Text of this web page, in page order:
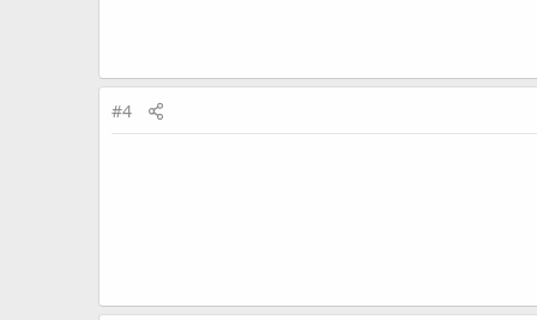
#4